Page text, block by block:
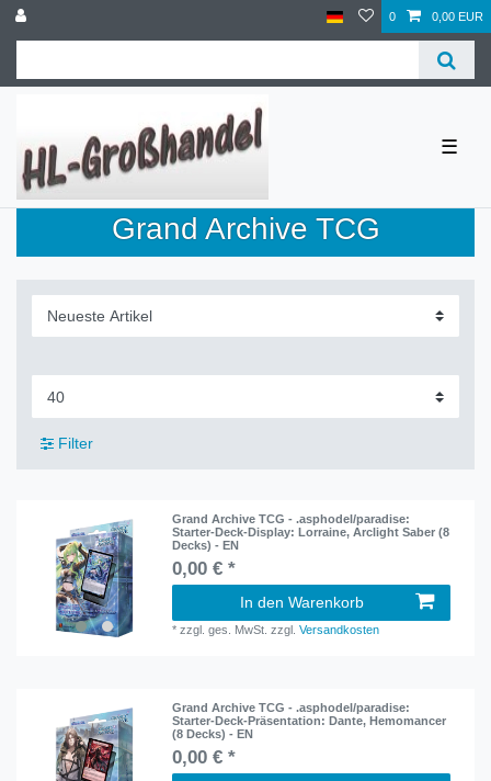
0 0,00 EUR
☰
Grand Archive TCG
Filter
Grand Archive TCG - .asphodel/paradise:
Starter-Deck-Display: Lorraine, Arclight Saber (8
Decks) - EN
0,00 € *
In den Warenkorb
*zzgl. ges. MwSt. zzgl.Versandkosten
Grand Archive TCG - .asphodel/paradise:
Starter-Deck-Präsentation: Dante, Hemomancer
(8 Decks) - EN
0,00 € *